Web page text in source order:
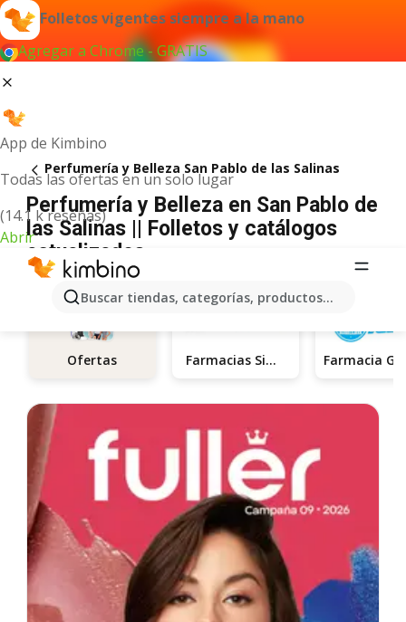
Folletos vigentes siempre a la mano
Agregar a Chrome - GRATIS
App de Kimbino
Todas las ofertas en un solo lugar
(14.1 k reseñas)
Abrir
Buscar tiendas, categorías, productos...
Perfumería y Belleza San Pablo de las Salinas
Perfumería y Belleza en San Pablo de
las Salinas || Folletos y catálogos
actualizados
Ofertas Farmacias Similares